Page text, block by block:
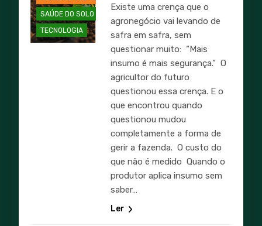
SAÚDE DO SOLO
TECNOLOGIA
Existe uma crença que o
agronegócio vai levando de
safra em safra, sem
questionar muito: “Mais
insumo é mais segurança.” O
agricultor do futuro
questionou essa crença. E o
que encontrou quando
questionou mudou
completamente a forma de
gerir a fazenda. O custo do
que não é medido Quando o
produtor aplica insumo sem
saber…
Ler